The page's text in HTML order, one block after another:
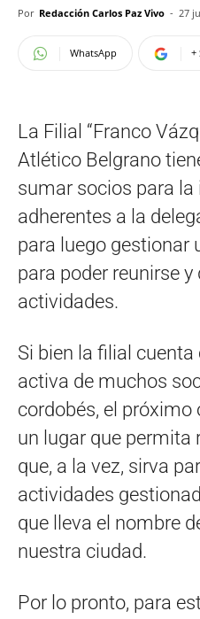
Por Redacción Carlos Paz Vivo - 27
WhatsApp +
La Filial “Franco
Atlético Belgrano
sumar socios para
adherentes a la
para luego gestionar
para poder reunirse
actividades.
Si bien la filial
activa de muchos
cordobés, el
un lugar que permita
que, a la vez, sirva
actividades
que lleva el nombre
nuestra ciudad.
Por lo pronto, para